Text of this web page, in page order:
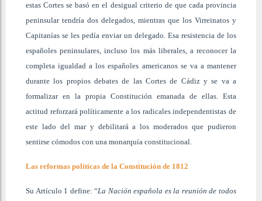
estas Cortes se basó en el desigual criterio de que cada provincia
peninsular tendría dos delegados, mientras que los Virreinatos y
Capitanías se les pedía enviar un delegado. Esa resistencia de los
españoles peninsulares, incluso los más liberales, a reconocer la
completa igualdad a los españoles americanos se va a mantener
durante los propios debates de las Cortes de Cádiz y se va a
formalizar en la propia Constitución emanada de ellas. Esta
actitud reforzará políticamente a los radicales independentistas de
este lado del mar y debilitará a los moderados que pudieron
sentirse cómodos con una monarquía constitucional.
Las reformas políticas de la Constitución de 1812
Su Artículo 1 define: “La Nación española es la reunión de todos